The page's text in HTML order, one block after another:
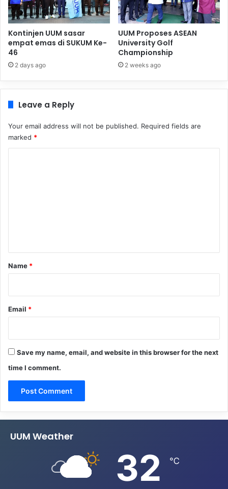
Kontinjen UUM sasar
empat emas di SUKUM Ke-
46
2 days ago
UUM Proposes ASEAN
University Golf
Championship
2 weeks ago
Leave a Reply
Your email address will not be published. Required fields are
marked *
*
Name *
Email *
Save my name, email, and website in this browser for the next
time I comment.
UUM Weather
32 ℃